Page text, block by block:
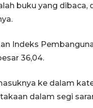
buku yang
Indeks
36,04.
ke dalam
dalam segi